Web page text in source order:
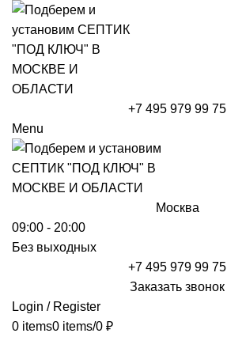
+7 495 979 99 75
Menu
Москва
09:00 - 20:00
Без выходных
+7 495 979 99 75
Заказать звонок
Login / Register
0 items0 items/0 ₽